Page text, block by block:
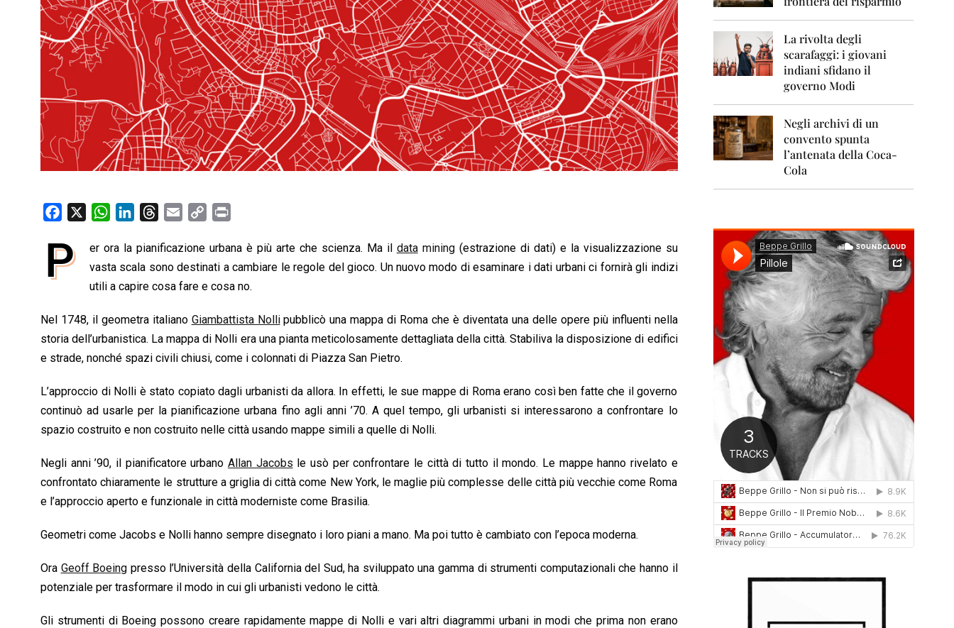
0
1
0
2
0
1
1
2
0
1
2
2
0
2
1
2
0
1
c
e
o
k
W
a
t
s
p
p
n
k
e
I
n
r
e
a
s
a
i
l
p
y
L
n
k
i
n
t
P er ora la pianificazione urbana è più arte che scienza. Ma il datamining(estrazione di dati) e la visualizzazione su
vasta scala sono destinati a cambiare le regole del gioco. Un nuovo modo di esaminare i dati urbani ci fornirà gli indizi
utili a capire cosa fare e cosa no.
Nel 1748, il geometra italiano Giambattista Nollipubblicò una mappa di Roma che è diventata una delle opere più influenti nella
storia dell’urbanistica. La mappa di Nolli era una pianta meticolosamente dettagliata della città. Stabiliva la disposizione di edifici
e strade, nonché spazi civili chiusi, come i colonnati di Piazza San Pietro.
L’approccio di Nolli è stato copiato dagli urbanisti da allora. In effetti, le sue mappe di Roma erano così ben fatte che il governo
continuò ad usarle per la pianificazione urbana fino agli anni ’70. A quel tempo, gli urbanisti si interessarono a confrontare lo
spazio costruito e non costruito nelle città usando mappe simili a quelle di Nolli.
Negli anni ’90, il pianificatore urbano Allan Jacobs le usò per confrontare le città di tutto il mondo. Le mappe hanno rivelato e
confrontato chiaramente le strutture a griglia di città come New York, le maglie più complesse delle città più vecchie come Roma
e l’approccio aperto e funzionale in città moderniste come Brasilia.
Geometri come Jacobs e Nolli hanno sempre disegnato i loro piani a mano. Ma poi tutto è cambiato con l’epoca moderna.
Ora Geoff Boeing presso l’Università della California del Sud, ha sviluppato una gamma di strumenti computazionali che hanno il
potenziale per trasformare il modo in cui gli urbanisti vedono le città.
Gli strumenti di Boeing possono creare rapidamente mappe di Nolli e vari altri diagrammi urbani in modi che prima non erano
La rivolta degli
scarafaggi: i giovani
indiani sfidano il
governo Modi
Negli archivi di un
convento spunta
l’antenata della Coca-
Cola